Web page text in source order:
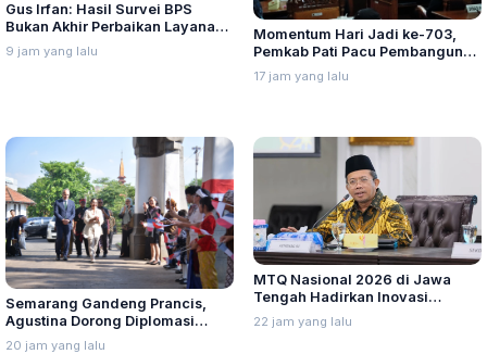
Gus Irfan: Hasil Survei BPS
Bukan Akhir Perbaikan Layanan,
Evaluasi Penyelenggaraan Haji
Harus Tetap Dilakukan
9 jam yang lalu
Momentum Hari Jadi ke-703,
Pemkab Pati Pacu Pembangunan
Daerah
17 jam yang lalu
Semarang Gandeng Prancis,
Agustina Dorong Diplomasi
Budaya ke Kancah Global
20 jam yang lalu
MTQ Nasional 2026 di Jawa
Tengah Hadirkan Inovasi
Perdana untuk Disabilitas dan
Dewan Hakim
22 jam yang lalu